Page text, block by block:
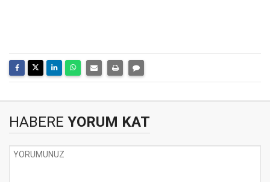
HABERE YORUM KAT